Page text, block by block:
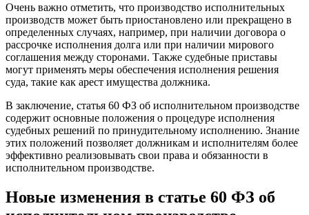
Очень важно отметить, что производство исполнительных
производств может быть приостановлено или прекращено в
определенных случаях, например, при наличии договора о
рассрочке исполнения долга или при наличии мирового
соглашения между сторонами. Также судебные приставы
могут применять меры обеспечения исполнения решения
суда, такие как арест имущества должника.
В заключение, статья 60 ФЗ об исполнительном производстве
содержит основные положения о процедуре исполнения
судебных решений по принудительному исполнению. Знание
этих положений позволяет должникам и исполнителям более
эффективно реализовывать свои права и обязанности в
исполнительном производстве.
Новые изменения в статье 60 ФЗ об